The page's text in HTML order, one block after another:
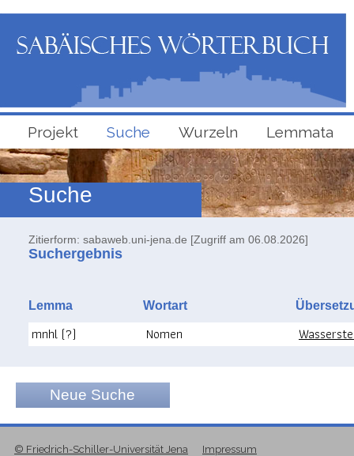
Projekt Suche Wurzeln Lemmata
Suche
Zitierform: sabaweb.uni-jena.de [Zugriff am 06.08.2026]
Suchergebnis
Lemma Wortart
mnhl (?) Nomen
Neue Suche
© Friedrich-Schiller-Universität Jena Impressum